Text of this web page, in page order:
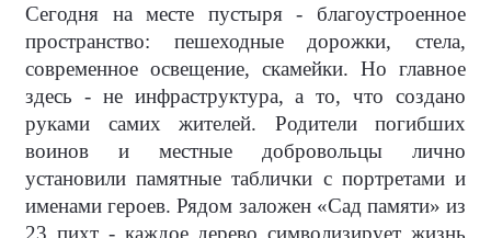
Сегодня на месте пустыря - благоустроенное
пространство: пешеходные дорожки, стела,
современное освещение, скамейки. Но главное
здесь - не инфраструктура, а то, что создано
руками самих жителей. Родители погибших
воинов и местные добровольцы лично
установили памятные таблички с портретами и
именами героев. Рядом заложен «Сад памяти» из
23 пихт - каждое дерево символизирует жизнь